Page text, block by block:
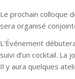
Le prochain colloque
sera organisé
L’Événement
suivi d’un cocktail.
Il y aura quelques